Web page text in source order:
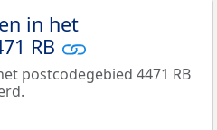
in het
RB
postcodegebied 4471 RB